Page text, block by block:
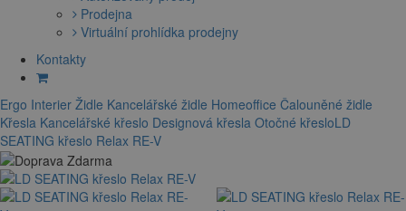
Prodejna
Virtuální prohlídka prodejny
Kontakty
Ergo Interier Židle Kancelářské židle Homeoffice Čalouněné židle
Křesla Kancelářské křeslo Designová křesla Otočné křesloLD
SEATING křeslo Relax RE-V